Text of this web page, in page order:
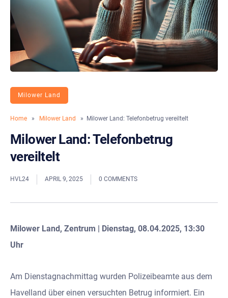
Milower Land
Home » Milower Land » Milower Land: Telefonbetrug vereiltelt
Milower Land: Telefonbetrug
vereiltelt
HVL24 APRIL 9, 2025 0 COMMENTS
Milower Land, Zentrum | Dienstag, 08.04.2025, 13:30
Uhr
Am Dienstagnachmittag wurden Polizeibeamte aus dem
Havelland über einen versuchten Betrug informiert. Ein